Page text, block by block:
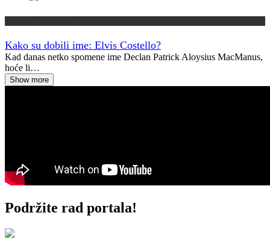
Kako su dobili ime: Elvis Costello?
Kad danas netko spomene ime Declan Patrick Aloysius MacManus,
hoće li…
Show more
Podržite rad portala!